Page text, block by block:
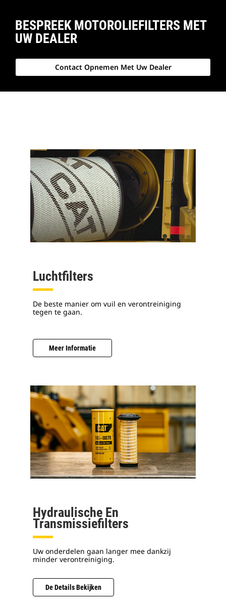
BESPREEK MOTOROLIEFILTERS MET
UW DEALER
Contact Opnemen Met Uw Dealer
Luchtfilters
De beste manier om vuil en verontreiniging
tegen te gaan.
Meer Informatie
Hydraulische En
Transmissiefilters
Uw onderdelen gaan langer mee dankzij
minder verontreiniging.
De Details Bekijken